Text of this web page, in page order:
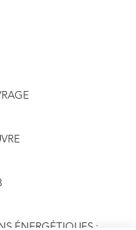
ÉNERGÉTIQUES :